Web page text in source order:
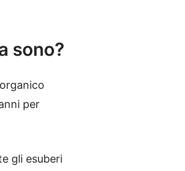
sono?
per
gli esuberi